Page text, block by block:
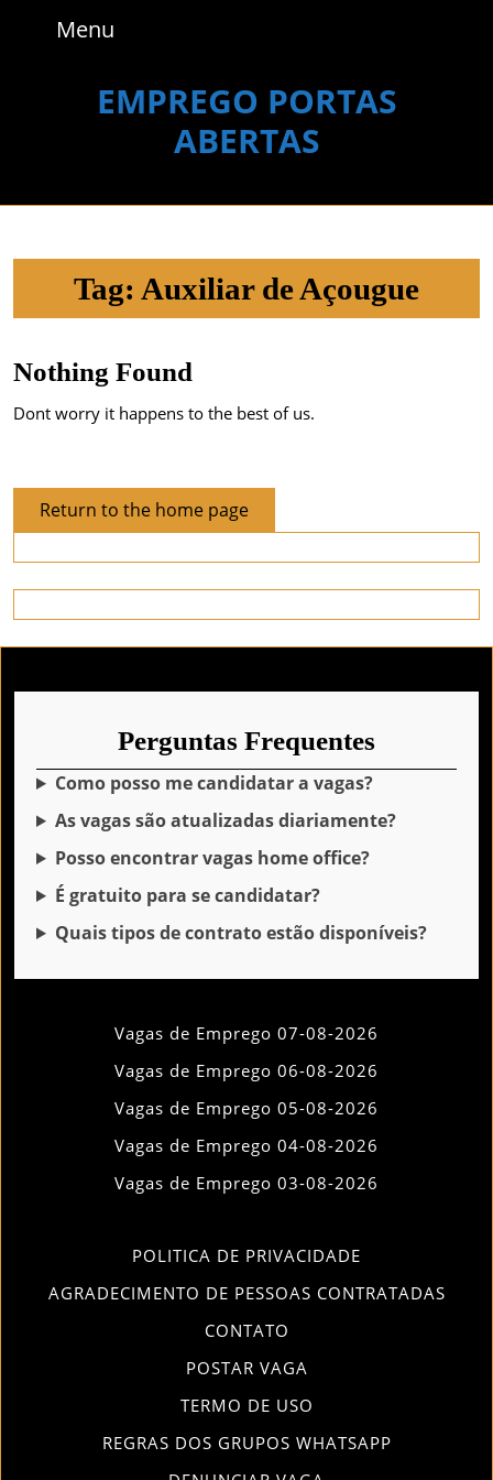
Menu
EMPREGO PORTAS
ABERTAS
Tag: Auxiliar de Açougue
Nothing Found
Dont worry it happens to the best of us.
Return to the home pageReturn
to
the
home
page
Perguntas Frequentes
Como posso me candidatar a vagas?
As vagas são atualizadas diariamente?
Posso encontrar vagas home office?
É gratuito para se candidatar?
Quais tipos de contrato estão disponíveis?
Vagas de Emprego 07-08-2026
Vagas de Emprego 06-08-2026
Vagas de Emprego 05-08-2026
Vagas de Emprego 04-08-2026
Vagas de Emprego 03-08-2026
POLITICA DE PRIVACIDADE
AGRADECIMENTO DE PESSOAS CONTRATADAS
CONTATO
POSTAR VAGA
TERMO DE USO
REGRAS DOS GRUPOS WHATSAPP